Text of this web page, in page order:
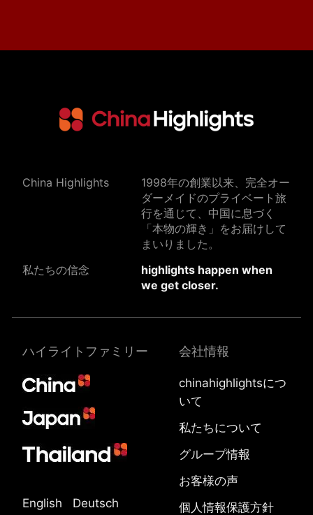
China Highlights
1998年の創業以来、完全オー
ダーメイドのプライベート旅
行を通じて、中国に息づく
「本物の輝き」をお届けして
まいりました。
私たちの信念
highlights happen when
we get closer.
ハイライトファミリー
English
Deutsch
会社情報
chinahighlightsにつ
いて
私たちについて
グループ情報
お客様の声
個人情報保護方針